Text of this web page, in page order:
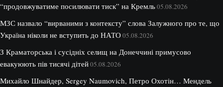
“продовжуватиме посилювати тиск” на Кремль05.08.2026
МЗС назвало “вирваними з контексту” слова Залужного про те, що
Україна ніколи не вступить до НАТО05.08.2026
З Краматорська і сусідніх селищ на Донеччині примусово
евакуюють пів тисячі дітей05.08.2026
Михайло Шнайдер, Sergey Naumovich, Петро Охотін… Мендель